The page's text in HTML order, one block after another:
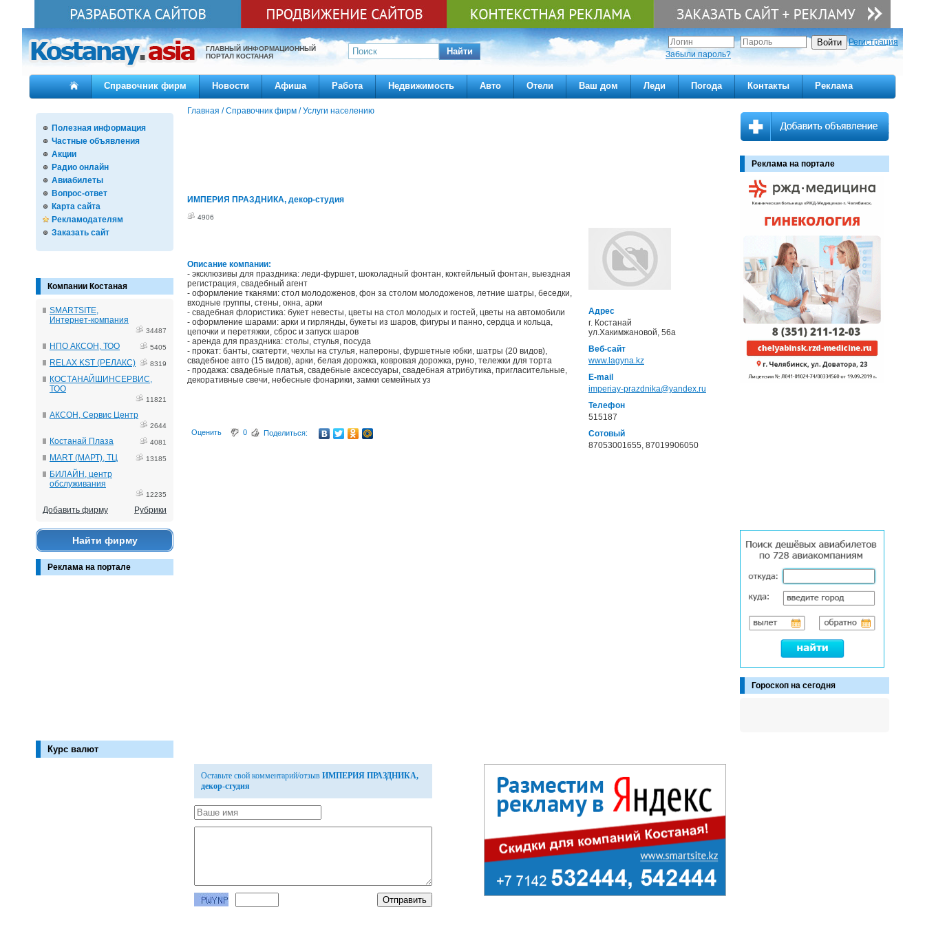
ГЛАВНЫЙ ИНФОРМАЦИОННЫЙ
ПОРТАЛ КОСТАНАЯ
Найти
Регистрация
Забыли пароль?
Справочник фирм Новости Афиша Работа Недвижимость Авто Отели Ваш дом Леди Погода Контакты Реклама
Полезная информация
Частные объявления
Акции
Радио онлайн
Авиабилеты
Вопрос-ответ
Карта сайта
Рекламодателям
Заказать сайт
Компании Костаная
SMARTSITE,
Интернет-компания
34487
НПО АКСОН, ТОО 5405
RELAX KST (РЕЛАКС) 8319
КОСТАНАЙШИНСЕРВИС,
ТОО
11821
АКСОН, Сервис Центр
2644
Костанай Плаза 4081
MART (МАРТ), ТЦ 13185
БИЛАЙН, центр
обслуживания
12235
Добавить фирму Рубрики
Найти фирму
Реклама на портале
Курс валют
Главная /Справочник фирм /Услуги населению
ИМПЕРИЯ ПРАЗДНИКА, декор-студия
4906
Описание компании:
- эксклюзивы для праздника: леди-фуршет, шоколадный фонтан, коктейльный фонтан, выездная
регистрация, свадебный агент
- оформление тканями: стол молодоженов, фон за столом молодоженов, летние шатры, беседки,
входные группы, стены, окна, арки
- свадебная флористика: букет невесты, цветы на стол молодых и гостей, цветы на автомобили
- оформление шарами: арки и гирлянды, букеты из шаров, фигуры и панно, сердца и кольца,
цепочки и перетяжки, сброс и запуск шаров
- аренда для праздника: столы, стулья, посуда
- прокат: банты, скатерти, чехлы на стулья, напероны, фуршетные юбки, шатры (20 видов),
свадебное авто (15 видов), арки, белая дорожка, ковровая дорожка, руно, тележки для торта
- продажа: свадебные платья, свадебные аксессуары, свадебная атрибутика, пригласительные,
декоративные свечи, небесные фонарики, замки семейных уз
Адрес
г. Костанай
ул.Хакимжановой, 56а
Веб-сайт
www.lagyna.kz
E-mail
imperiay-prazdnika@yandex.ru
Телефон
515187
Сотовый
87053001655, 87019906050
Оценить 0 Поделиться:
Оставьте свой комментарий/отзыв ИМПЕРИЯ ПРАЗДНИКА,
декор-студия
Реклама на портале
Гороскоп на сегодня